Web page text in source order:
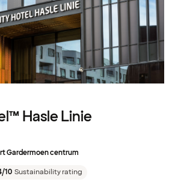
Hasle Linie
Gardermoen centrum
10 Sustainability rating